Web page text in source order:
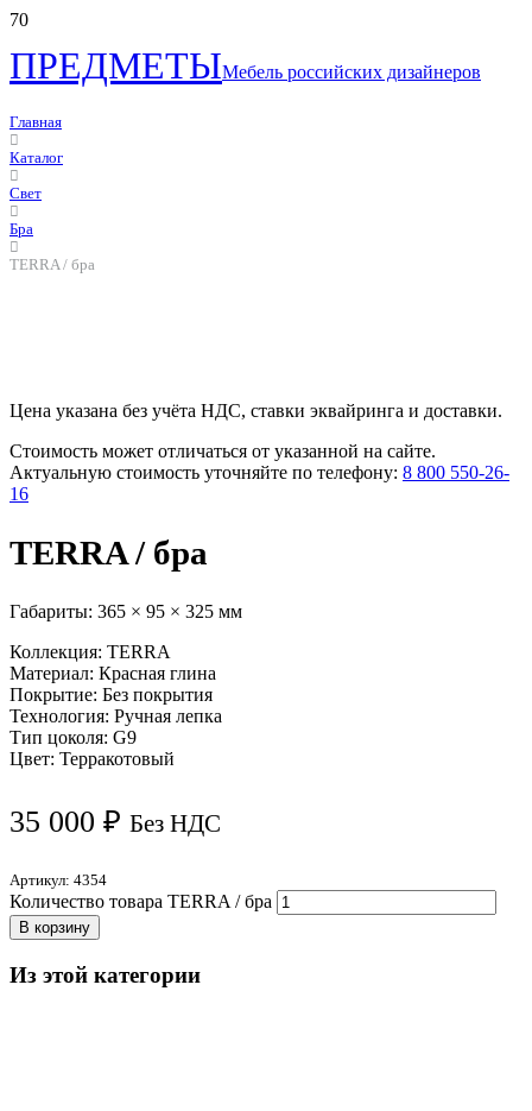
ПРЕДМЕТЫМебель российских дизайнеров
Главная
Каталог
Свет
Бра
TERRA / бра
Цена указана без учёта НДС, ставки эквайринга и доставки.
Стоимость может отличаться от указанной на сайте.
Актуальную стоимость уточняйте по телефону: 8 800 550-26-
16
TERRA / бра
Габариты: 365 × 95 × 325 мм
Коллекция: TERRA
Материал: Красная глина
Покрытие: Без покрытия
Технология: Ручная лепка
Тип цоколя: G9
Цвет: Терракотовый
35 000 ₽ Без НДС
Артикул: 4354
Количество товара TERRA / бра
В корзину
Из этой категории